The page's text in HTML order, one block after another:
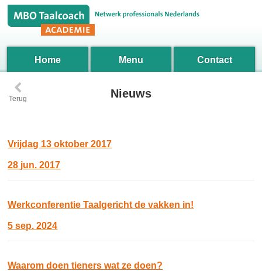
Home Menu Contact
‹
Terug Nieuws
Vrijdag 13 oktober 2017
28 jun. 2017
Werkconferentie Taalgericht de vakken in!
5 sep. 2024
Waarom doen tieners wat ze doen?